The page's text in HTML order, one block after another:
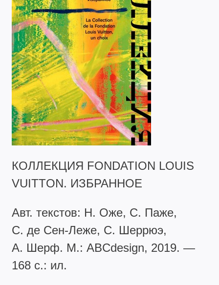
КОЛЛЕКЦИЯ FONDATION LOUIS
VUITTON. ИЗБРАННОЕ
Авт. текстов: Н. Оже, С. Паже,
С. де Сен-Леже, С. Шеррюэ,
А. Шерф. М.: ABCdesign, 2019. —
168 с.: ил.